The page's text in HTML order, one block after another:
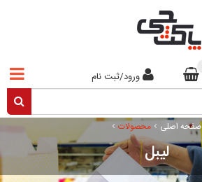
ورود/ثبت نام
صفحه اصلی › محصولات ›
لیبل